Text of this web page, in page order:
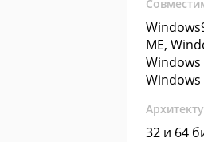
ME,
Windows
Windows
32 и 64